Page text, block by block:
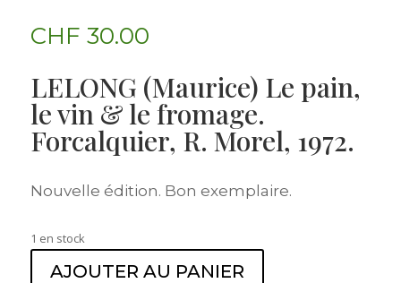
CHF 30.00
LELONG (Maurice) Le pain,
le vin & le fromage.
Forcalquier, R. Morel, 1972.
Nouvelle édition. Bon exemplaire.
1 en stock
AJOUTER AU PANIER